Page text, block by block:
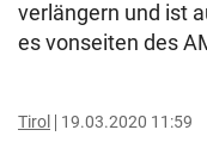
verlängern und ist
es vonseiten des
Tirol 19.03.2020 11:59